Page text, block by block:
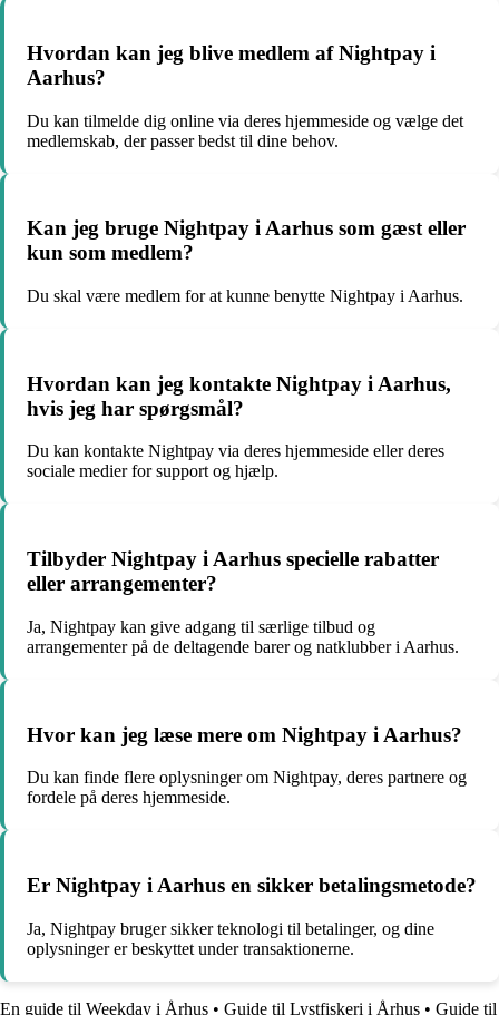
Hvordan kan jeg blive medlem af Nightpay i
Aarhus?
Du kan tilmelde dig online via deres hjemmeside og vælge det
medlemskab, der passer bedst til dine behov.
Kan jeg bruge Nightpay i Aarhus som gæst eller
kun som medlem?
Du skal være medlem for at kunne benytte Nightpay i Aarhus.
Hvordan kan jeg kontakte Nightpay i Aarhus,
hvis jeg har spørgsmål?
Du kan kontakte Nightpay via deres hjemmeside eller deres
sociale medier for support og hjælp.
Tilbyder Nightpay i Aarhus specielle rabatter
eller arrangementer?
Ja, Nightpay kan give adgang til særlige tilbud og
arrangementer på de deltagende barer og natklubber i Aarhus.
Hvor kan jeg læse mere om Nightpay i Aarhus?
Du kan finde flere oplysninger om Nightpay, deres partnere og
fordele på deres hjemmeside.
Er Nightpay i Aarhus en sikker betalingsmetode?
Ja, Nightpay bruger sikker teknologi til betalinger, og dine
oplysninger er beskyttet under transaktionerne.
En guide til Weekday i Århus • Guide til Lystfiskeri i Århus • Guide til